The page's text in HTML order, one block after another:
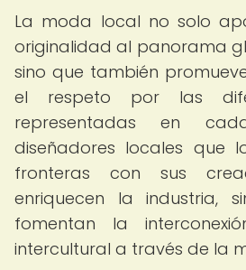
La moda local no solo
originalidad al panorama
sino que también
el respeto por las
representadas en
diseñadores locales que
fronteras con sus
enriquecen la industria,
fomentan la
intercultural a través de la